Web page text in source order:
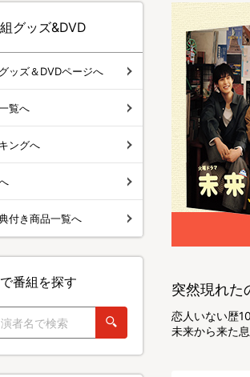
突然現れた
恋人いない歴
未来から来た
グッズ&DVD
ッズ＆DVDページへ
覧へ
ングへ
付き商品一覧へ
番組を探す